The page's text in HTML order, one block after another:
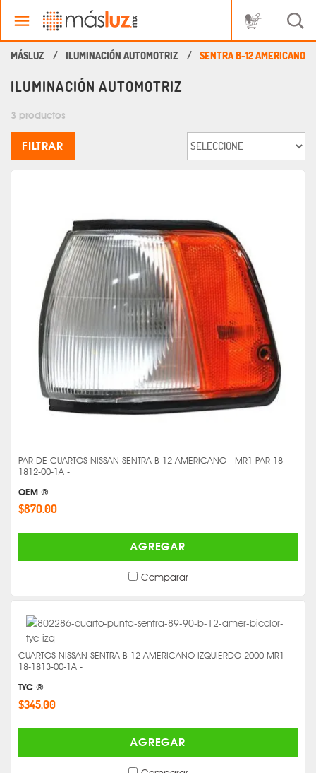
ILUMINACIÓN AUTOMOTRIZ SENTRA B-12 AMERICANO
ILUMINACIÓN AUTOMOTRIZ
3 productos
FILTRAR
PAR DE CUARTOS NISSAN SENTRA B-12 AMERICANO - MR1-PAR-18-
1812-00-1A -
OEM ®
$870.00
AGREGAR
Comparar
CUARTOS NISSAN SENTRA B-12 AMERICANO IZQUIERDO 2000 MR1-
18-1813-00-1A -
TYC ®
$345.00
AGREGAR